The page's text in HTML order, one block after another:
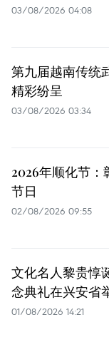
03/08/2026 04:08
第九届越南传统
精彩纷呈
03/08/2026 03:34
2026年顺化节：
节日
02/08/2026 09:55
文化名人黎贵惇
念典礼在兴安省
01/08/2026 14:21